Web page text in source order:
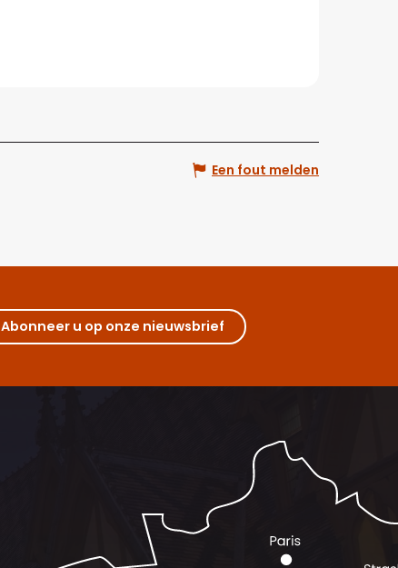
Een fout melden
Abonneer u op onze nieuwsbrief